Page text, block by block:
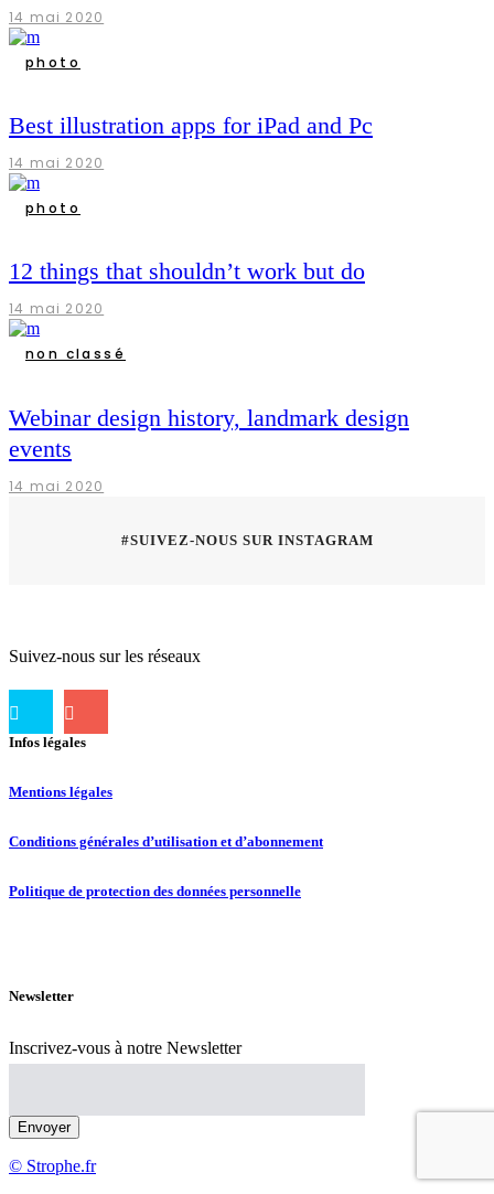
14 mai 2020
photo
Best illustration apps for iPad and Pc
14 mai 2020
photo
12 things that shouldn’t work but do
14 mai 2020
non classé
Webinar design history, landmark design
events
14 mai 2020
#SUIVEZ-NOUS SUR INSTAGRAM
Suivez-nous sur les réseaux
Infos légales
Mentions légales
Conditions générales d’utilisation et d’abonnement
Politique de protection des données personnelle
Newsletter
Inscrivez-vous à notre Newsletter
© Strophe.fr